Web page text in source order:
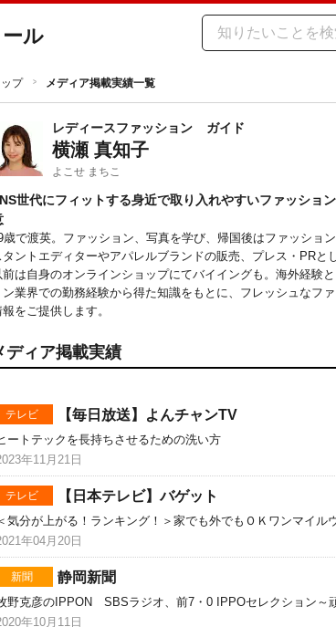
ル
プ メディア掲載実績一覧
レディースファッション ガイド
横瀬 真知子
よこせ まちこ
世代にフィットする身近で取り入れやすいファッショ
歳で渡英。ファッション、写真を学び、帰国後はファッショ
タントエディターやアパレルブランドの販売、プレス・PRと
前は自身のオンラインショップにてバイイングも。海外経験
ン業界での勤務経験から得た知識をもとに、フレッシュなフ
をご提供します。
ディア掲載実績
テレビ 【毎日放送】よんチャンTV
ートテックを長持ちさせるための洗い方
年11月21日
テレビ 【日本テレビ】バゲット
気分が上がる！ランキング！＞家でも外でもＯＫワンマイ
年04月20日
新聞 静岡新聞
野克彦のIPPON SBSラジオ、前7・0 IPPOセレクション～
年10月11日